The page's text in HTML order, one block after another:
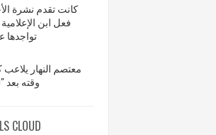
كانت تقدم نشرة
فعل ابن الإعلامية
تواجدها
معتصم النهار
وقته
CLOUD